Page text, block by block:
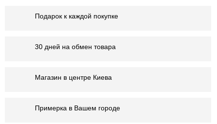
Подарок к каждой покупке
30 дней на обмен товара
Магазин в центре Киева
Примерка в Вашем городе